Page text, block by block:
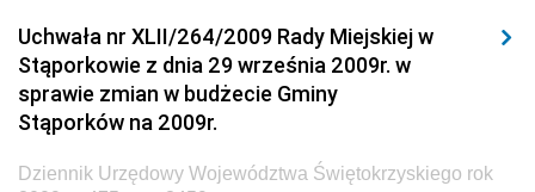
Dziennik Urzędowy Ministerstwa Przemysłu
Chemicznego i Lekkiego
Dziennik Urzędowy Ministerstwa Rolnictwa i
Gospodarki Żywnościowej
Dziennik Urzędowy Ministra Rodziny, Pracy i Polityki
Uchwała nr XLII/264/2009 Rady Miejskiej w
Stąporkowie z dnia 29 września 2009r. w
sprawie zmian w budżecie Gminy
Stąporków na 2009r.
Dziennik Urzędowy Województwa Świętokrzyskiego rok